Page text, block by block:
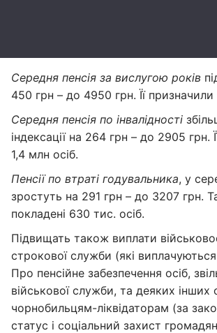
Середня пенсія за вислугою років
450 грн – до 4950 грн. Її призначили
Середня пенсія по інвалідності
індексації на 264 грн – до 2905 грн.
1,4 млн осіб.
Пенсії по втраті годувальника, у
зростуть на 291 грн – до 3207 грн.
покладені 630 тис. осіб.
Підвищать також виплати
строкової служби (які
Про пенсійне забезпечення осіб,
військової служби, та деяких інших
чорнобильцям-ліквідаторам (за
статус і соціальний захист